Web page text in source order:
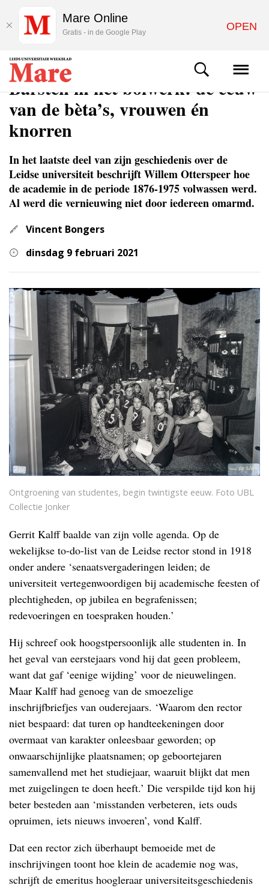
ACHTERGROND
Barsten in het bolwerk: de eeuw
van de bèta’s, vrouwen én
knorren
In het laatste deel van zijn geschiedenis over de
Leidse universiteit beschrijft Willem Otterspeer hoe
de academie in de periode 1876-1975 volwassen werd.
Al werd die vernieuwing niet door iedereen omarmd.
Vincent Bongers
dinsdag 9 februari 2021
Ontgroening van studentes, begin twintigste eeuw. Foto UBL
Collectie Jonker
Gerrit Kalff baalde van zijn volle agenda. Op de
wekelijkse to-do-list van de Leidse rector stond in 1918
onder andere ‘senaatsvergaderingen leiden; de
universiteit vertegenwoordigen bij academische feesten of
plechtigheden, op jubilea en begrafenissen;
redevoeringen en toespraken houden.’
Hij schreef ook hoogstpersoonlijk alle studenten in. In
het geval van eerstejaars vond hij dat geen probleem,
want dat gaf ‘eenige wijding’ voor de nieuwelingen.
Maar Kalff had genoeg van de smoezelige
inschrijfbriefjes van ouderejaars. ‘Waarom den rector
niet bespaard: dat turen op handteekeningen door
overmaat van karakter onleesbaar geworden; op
onwaarschijnlijke plaatsnamen; op geboortejaren
samenvallend met het studiejaar, waaruit blijkt dat men
met zuigelingen te doen heeft.’ Die verspilde tijd kon hij
beter besteden aan ‘misstanden verbeteren, iets ouds
opruimen, iets nieuws invoeren’, vond Kalff.
Dat een rector zich überhaupt bemoeide met de
inschrijvingen toont hoe klein de academie nog was,
schrijft de emeritus hoogleraar universiteitsgeschiedenis
Mare Online
Gratis - in de Google Play OPEN